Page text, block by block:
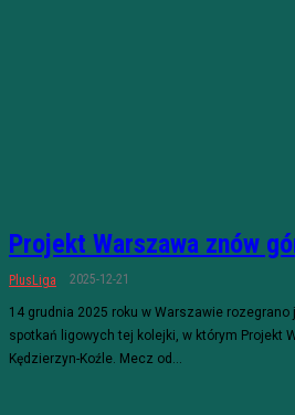
Projekt Warszawa znów
PlusLiga 2025-12-21
14 grudnia 2025 roku w Warszawie
spotkań ligowych tej kolejki, w którym Projekt
Kędzierzyn-Koźle. Mecz od...